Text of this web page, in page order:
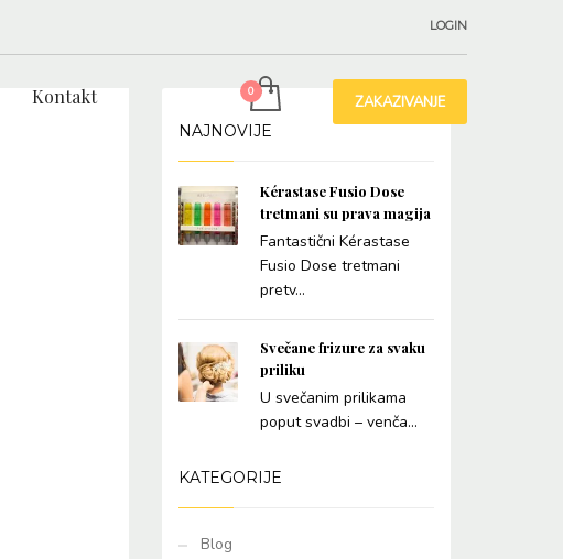
LOGIN
Kontakt ZAKAZIVANJE
NAJNOVIJE
Kérastase Fusio Dose
tretmani su prava magija
Fantastični Kérastase
Fusio Dose tretmani
pretv...
Svečane frizure za svaku
priliku
U svečanim prilikama
poput svadbi – venča...
KATEGORIJE
Blog